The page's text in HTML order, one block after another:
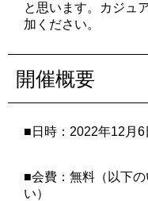
と思います。カジュ
加ください。
開催概要
■日時：2022年12月
■会費：無料（以下
い）